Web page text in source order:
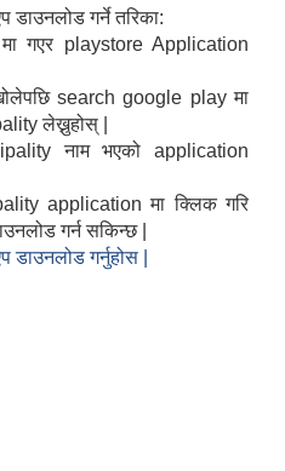
डाउनलोड गर्ने तरिका:
गएर playstore Application
search google play मा
लेख्नुहोस् |
नाम भएको application
application मा क्लिक गरि
गर्न सकिन्छ |
डाउनलोड गर्नुहोस |